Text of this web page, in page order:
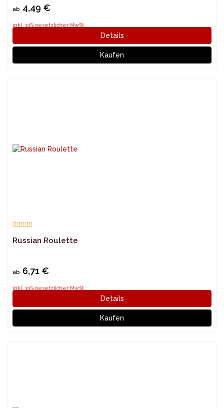
ab 4,49 €
inkl. 19% gesetzlicher MwSt.
Details
Kaufen
Russian Roulette
ab 6,71 €
inkl. 19% gesetzlicher MwSt.
Details
Kaufen